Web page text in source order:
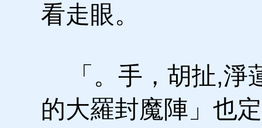
看走眼。
「。手，胡扯,淨
的大羅封魔陣」也